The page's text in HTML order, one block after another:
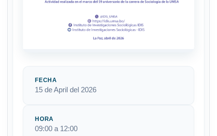
FECHA
15 de April del 2026
HORA
09:00 a 12:00